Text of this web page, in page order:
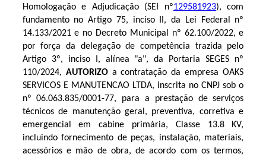
Homologação e Adjudicação (SEI nº129581923), com
fundamento no Artigo 75, inciso II, da Lei Federal nº
14.133/2021 e no Decreto Municipal nº 62.100/2022, e
por força da delegação de competência trazida pelo
Artigo 3º, inciso I, alínea "a", da Portaria SEGES nº
110/2024, AUTORIZO a contratação da empresa OAKS
SERVICOS E MANUTENCAO LTDA, inscrita no CNPJ sob o
nº 06.063.835/0001-77, para a prestação de serviços
técnicos de manutenção geral, preventiva, corretiva e
emergencial em cabine primária, Classe 13.8 KV,
incluindo fornecimento de peças, instalação, materiais,
acessórios e mão de obra, de acordo com os termos,